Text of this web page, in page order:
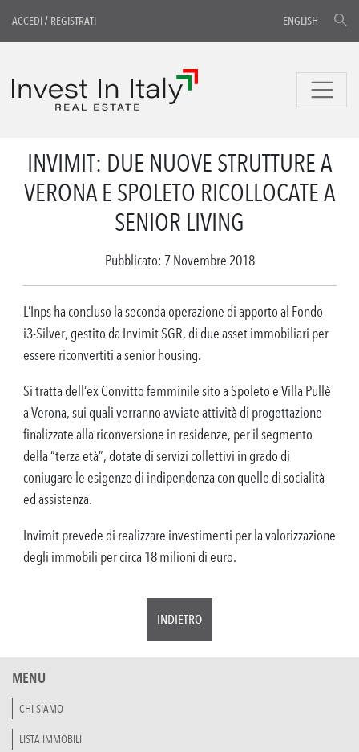
ACCEDI/ REGISTRATI ENGLISH
INVIMIT: DUE NUOVE STRUTTURE A
VERONA E SPOLETO RICOLLOCATE A
SENIOR LIVING
Pubblicato: 7 Novembre 2018
L’Inps ha concluso la seconda operazione di apporto al Fondo
i3-Silver, gestito da Invimit SGR, di due asset immobiliari per
essere riconvertiti a senior housing.
Si tratta dell’ex Convitto femminile sito a Spoleto e Villa Pullè
a Verona, sui quali verranno avviate attività di progettazione
finalizzate alla riconversione in residenze, per il segmento
della “terza età”, dotate di servizi collettivi in grado di
coniugare le esigenze di indipendenza con quelle di socialità
ed assistenza.
Invimit prevede di realizzare investimenti per la valorizzazione
degli immobili per circa 18 milioni di euro.
INDIETRO
MENU
CHI SIAMO
LISTA IMMOBILI